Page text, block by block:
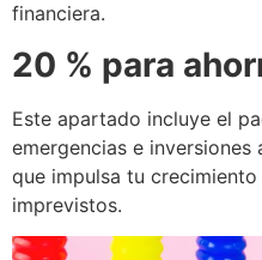
financiera.
20 % para
Este apartado incluye el
emergencias e
que impulsa tu
imprevistos.